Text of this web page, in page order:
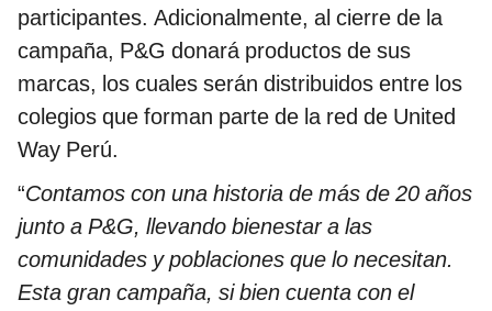
participantes. Adicionalmente, al cierre de la
campaña, P&G donará productos de sus
marcas, los cuales serán distribuidos entre los
colegios que forman parte de la red de United
Way Perú.
“Contamos con una historia de más de 20 años
junto a P&G, llevando bienestar a las
comunidades y poblaciones que lo necesitan.
Esta gran campaña, si bien cuenta con el